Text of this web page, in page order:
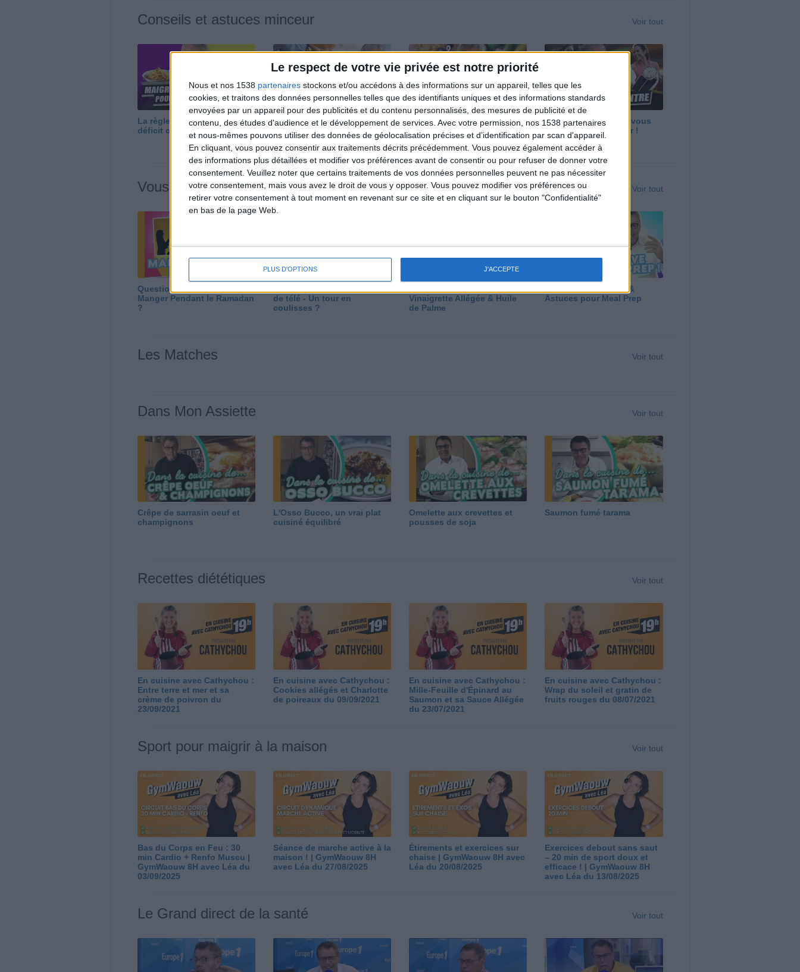
Le respect de votre vie privée est notre priorité
Nous et nos 1538 partenaires stockons et/ou accédons à des informations sur un appareil, telles que les
cookies, et traitons des données personnelles telles que des identifiants uniques et des informations standards
envoyées par un appareil pour des publicités et du contenu personnalisés, des mesures de publicité et de
contenu, des études d'audience et le développement de services. Avec votre permission, nos 1538 partenaires
et nous-mêmes pouvons utiliser des données de géolocalisation précises et d’identification par scan d'appareil.
En cliquant, vous pouvez consentir aux traitements décrits précédemment. Vous pouvez également accéder à
des informations plus détaillées et modifier vos préférences avant de consentir ou pour refuser de donner votre
consentement. Veuillez noter que certains traitements de vos données personnelles peuvent ne pas nécessiter
votre consentement, mais vous avez le droit de vous y opposer. Vous pouvez modifier vos préférences ou
retirer votre consentement à tout moment en revenant sur ce site et en cliquant sur le bouton "Confidentialité"
en bas de la page Web.
PLUS D'OPTIONS J'ACCEPTE
Conseils et astuces minceur Voir tout
La règle N°1 pour maigrir : le
déficit calorique
Perdre 10 kg : ma méthode
est imparable
Et après la perte de poids ?
Je fais comment ?
Maigrir vite ? Ce que vous
devez vraiment savoir !
Vous m'avez demandé Voir tout
Question/Réponse : Que
Manger Pendant le Ramadan
?
de télé - Un tour en
coulisses ?
Vinaigrette Allégée & Huile
de Palme
Panga, Huile d'Olive &
Astuces pour Meal Prep
Les Matches Voir tout
Dans Mon Assiette Voir tout
Crêpe de sarrasin oeuf et
champignons
L'Osso Bucco, un vrai plat
cuisiné équilibré
Omelette aux crevettes et
pousses de soja
Saumon fumé tarama
Recettes diététiques Voir tout
En cuisine avec Cathychou :
Entre terre et mer et sa
crème de poivron du
23/09/2021
En cuisine avec Cathychou :
Cookies allégés et Charlotte
de poireaux du 09/09/2021
En cuisine avec Cathychou :
Mille-Feuille d'Épinard au
Saumon et sa Sauce Allégée
du 23/07/2021
En cuisine avec Cathychou :
Wrap du soleil et gratin de
fruits rouges du 08/07/2021
Sport pour maigrir à la maison Voir tout
Bas du Corps en Feu : 30
min Cardio + Renfo Muscu |
GymWaouw 8H avec Léa du
03/09/2025
Séance de marche active à la
maison ! | GymWaouw 8H
avec Léa du 27/08/2025
Étirements et exercices sur
chaise | GymWaouw 8H avec
Léa du 20/08/2025
Exercices debout sans saut
– 20 min de sport doux et
efficace ! | GymWaouw 8H
avec Léa du 13/08/2025
Le Grand direct de la santé Voir tout